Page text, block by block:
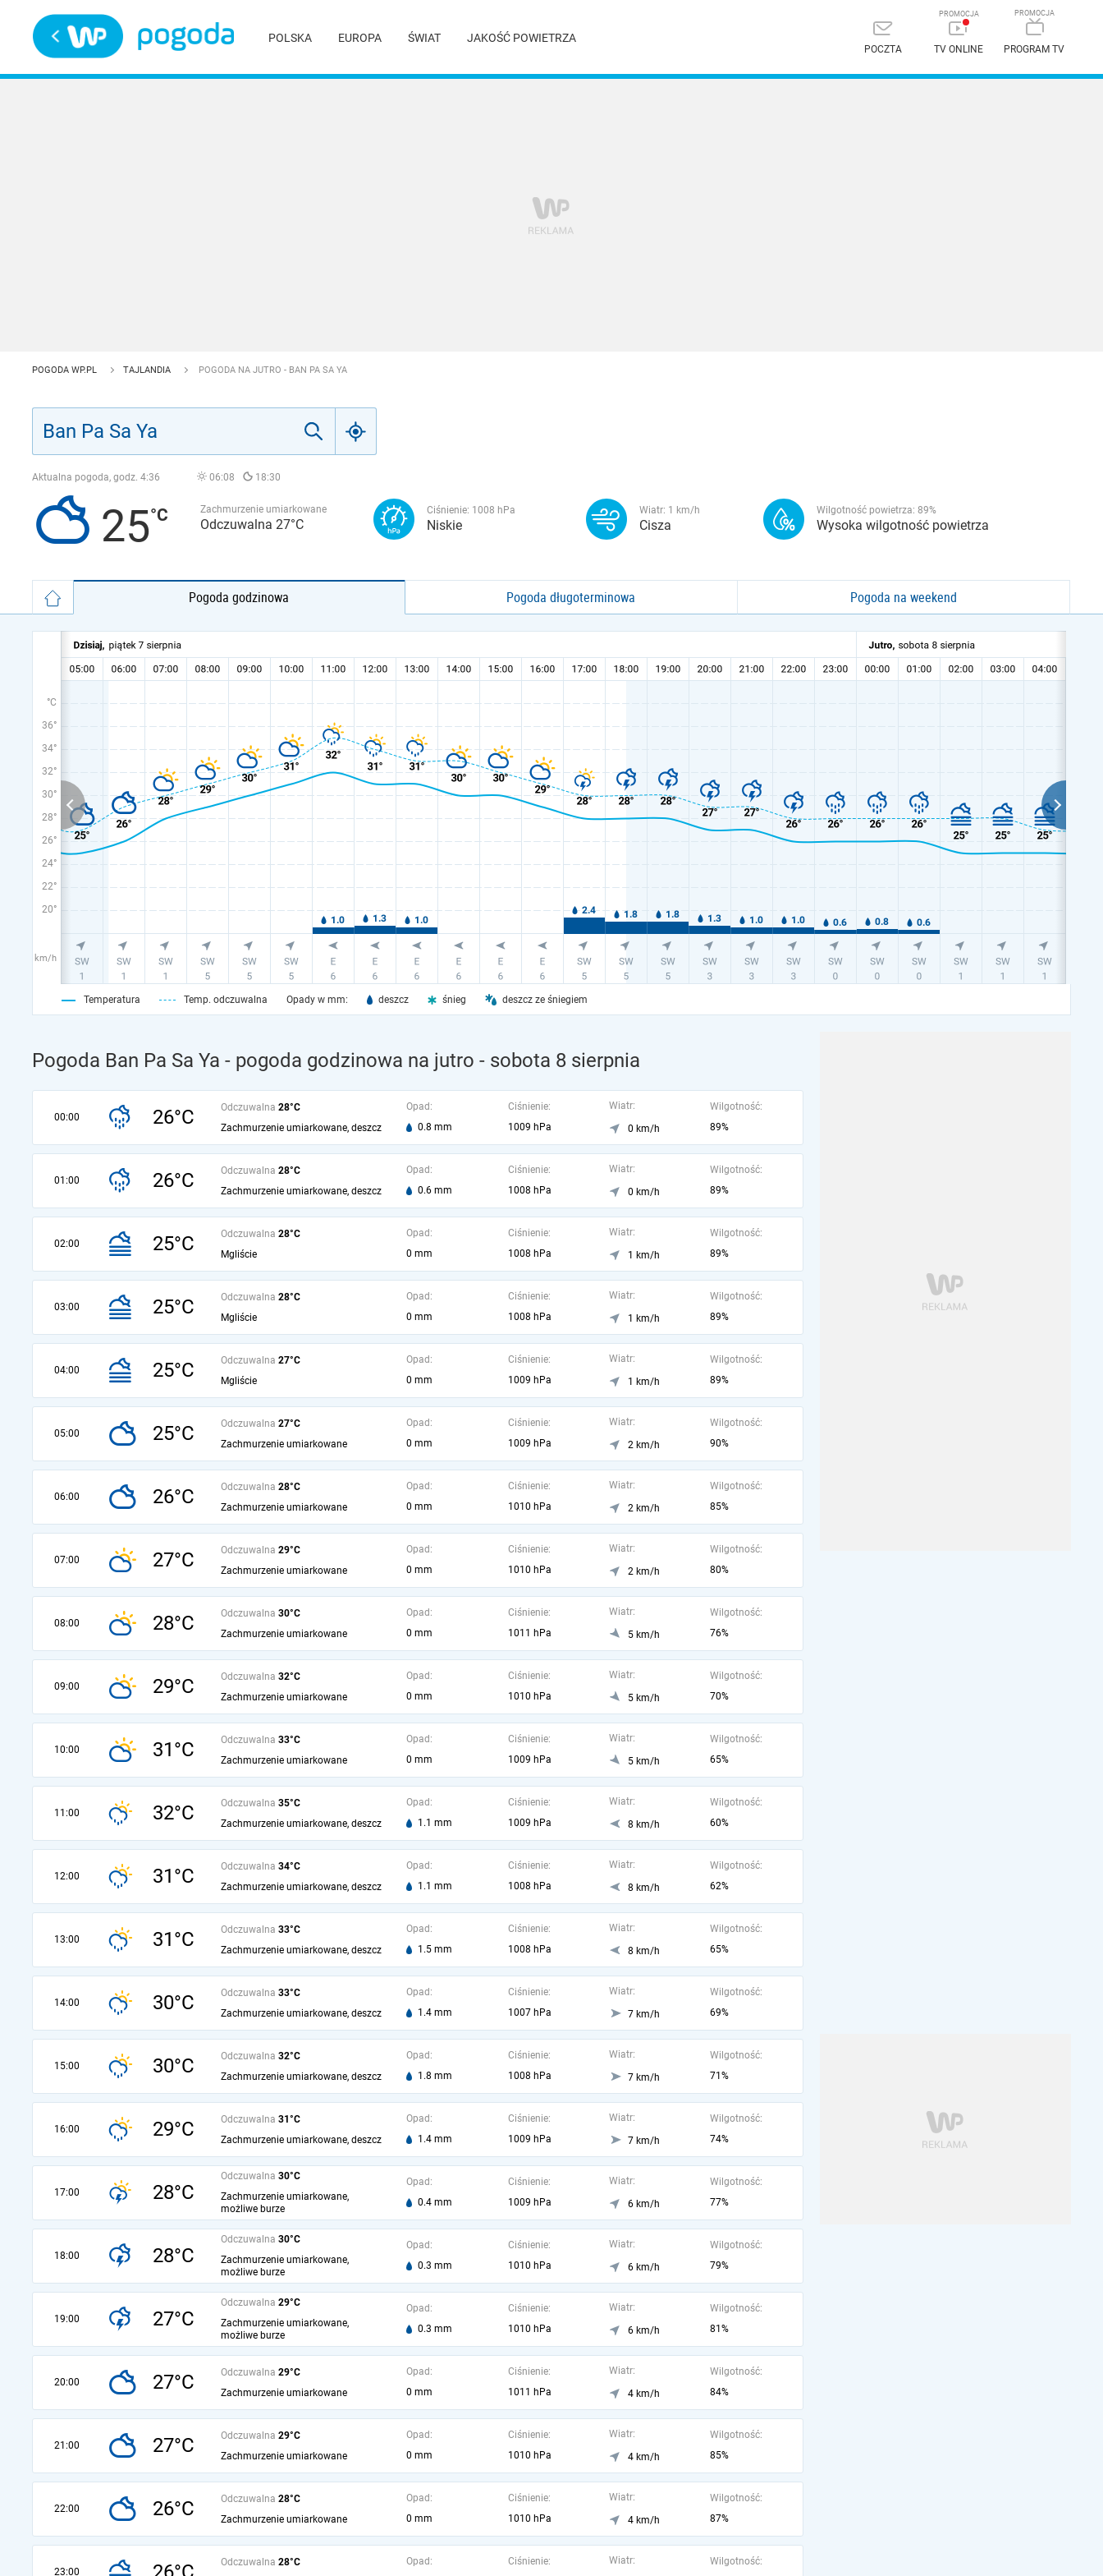
POLSKA EUROPA ŚWIAT JAKOŚĆ POWIETRZA
POCZTA TV ONLINE PROGRAM TV
POGODA WP.PL TAJLANDIA POGODA NA JUTRO - BAN PA SA YA
Aktualna pogoda, godz. 4:36 06:08 18:30
25 Zachmurzenie umiarkowane
Odczuwalna 27°C
Ciśnienie: 1008 hPa
Niskie
Wiatr: 1 km/h
Cisza
Wilgotność powietrza: 89%
Wysoka wilgotność powietrza
Pogoda godzinowa Pogoda długoterminowa Pogoda na weekend
°C
36°
34°
32°
30°
28°
26°
24°
22°
20°
km/h
Temperatura Temp. odczuwalna Opady w mm: deszcz śnieg deszcz ze śniegiem
Pogoda Ban Pa Sa Ya - pogoda godzinowa na jutro - sobota 8 sierpnia
00:00 26°C Odczuwalna 28°C
Zachmurzenie umiarkowane, deszcz
Opad:
0.8 mm
Ciśnienie:
1009 hPa
Wiatr:
0 km/h
Wilgotność:
89%
01:00 26°C Odczuwalna 28°C
Zachmurzenie umiarkowane, deszcz
Opad:
0.6 mm
Ciśnienie:
1008 hPa
Wiatr:
0 km/h
Wilgotność:
89%
02:00 25°C Odczuwalna 28°C
Mgliście
Opad:
0 mm
Ciśnienie:
1008 hPa
Wiatr:
1 km/h
Wilgotność:
89%
03:00 25°C Odczuwalna 28°C
Mgliście
Opad:
0 mm
Ciśnienie:
1008 hPa
Wiatr:
1 km/h
Wilgotność:
89%
04:00 25°C Odczuwalna 27°C
Mgliście
Opad:
0 mm
Ciśnienie:
1009 hPa
Wiatr:
1 km/h
Wilgotność:
89%
05:00 25°C Odczuwalna 27°C
Zachmurzenie umiarkowane
Opad:
0 mm
Ciśnienie:
1009 hPa
Wiatr:
2 km/h
Wilgotność:
90%
06:00 26°C Odczuwalna 28°C
Zachmurzenie umiarkowane
Opad:
0 mm
Ciśnienie:
1010 hPa
Wiatr:
2 km/h
Wilgotność:
85%
07:00 27°C Odczuwalna 29°C
Zachmurzenie umiarkowane
Opad:
0 mm
Ciśnienie:
1010 hPa
Wiatr:
2 km/h
Wilgotność:
80%
08:00 28°C Odczuwalna 30°C
Zachmurzenie umiarkowane
Opad:
0 mm
Ciśnienie:
1011 hPa
Wiatr:
5 km/h
Wilgotność:
76%
09:00 29°C Odczuwalna 32°C
Zachmurzenie umiarkowane
Opad:
0 mm
Ciśnienie:
1010 hPa
Wiatr:
5 km/h
Wilgotność:
70%
10:00 31°C Odczuwalna 33°C
Zachmurzenie umiarkowane
Opad:
0 mm
Ciśnienie:
1009 hPa
Wiatr:
5 km/h
Wilgotność:
65%
11:00 32°C Odczuwalna 35°C
Zachmurzenie umiarkowane, deszcz
Opad:
1.1 mm
Ciśnienie:
1009 hPa
Wiatr:
8 km/h
Wilgotność:
60%
12:00 31°C Odczuwalna 34°C
Zachmurzenie umiarkowane, deszcz
Opad:
1.1 mm
Ciśnienie:
1008 hPa
Wiatr:
8 km/h
Wilgotność:
62%
13:00 31°C Odczuwalna 33°C
Zachmurzenie umiarkowane, deszcz
Opad:
1.5 mm
Ciśnienie:
1008 hPa
Wiatr:
8 km/h
Wilgotność:
65%
14:00 30°C Odczuwalna 33°C
Zachmurzenie umiarkowane, deszcz
Opad:
1.4 mm
Ciśnienie:
1007 hPa
Wiatr:
7 km/h
Wilgotność:
69%
15:00 30°C Odczuwalna 32°C
Zachmurzenie umiarkowane, deszcz
Opad:
1.8 mm
Ciśnienie:
1008 hPa
Wiatr:
7 km/h
Wilgotność:
71%
16:00 29°C Odczuwalna 31°C
Zachmurzenie umiarkowane, deszcz
Opad:
1.4 mm
Ciśnienie:
1009 hPa
Wiatr:
7 km/h
Wilgotność:
74%
17:00 28°C
Odczuwalna 30°C
Zachmurzenie umiarkowane,
możliwe burze
Opad:
0.4 mm
Ciśnienie:
1009 hPa
Wiatr:
6 km/h
Wilgotność:
77%
18:00 28°C
Odczuwalna 30°C
Zachmurzenie umiarkowane,
możliwe burze
Opad:
0.3 mm
Ciśnienie:
1010 hPa
Wiatr:
6 km/h
Wilgotność:
79%
19:00 27°C
Odczuwalna 29°C
Zachmurzenie umiarkowane,
możliwe burze
Opad:
0.3 mm
Ciśnienie:
1010 hPa
Wiatr:
6 km/h
Wilgotność:
81%
20:00 27°C Odczuwalna 29°C
Zachmurzenie umiarkowane
Opad:
0 mm
Ciśnienie:
1011 hPa
Wiatr:
4 km/h
Wilgotność:
84%
21:00 27°C Odczuwalna 29°C
Zachmurzenie umiarkowane
Opad:
0 mm
Ciśnienie:
1010 hPa
Wiatr:
4 km/h
Wilgotność:
85%
22:00 26°C Odczuwalna 28°C
Zachmurzenie umiarkowane
Opad:
0 mm
Ciśnienie:
1010 hPa
Wiatr:
4 km/h
Wilgotność:
87%
23:00
Odczuwalna 28°C
Opad:
Ciśnienie:
Wiatr:
Wilgotność: